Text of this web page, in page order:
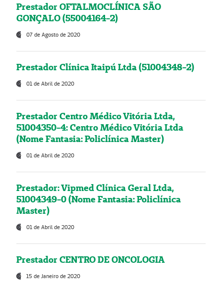
Prestador OFTALMOCLÍNICA SÃO
GONÇALO (55004164-2)
07 de Agosto de 2020
Prestador Clínica Itaipú Ltda (51004348-2)
01 de Abril de 2020
Prestador Centro Médico Vitória Ltda,
51004350-4: Centro Médico Vitória Ltda
(Nome Fantasia: Policlínica Master)
01 de Abril de 2020
Prestador: Vipmed Clínica Geral Ltda,
51004349-0 (Nome Fantasia: Policlínica
Master)
01 de Abril de 2020
Prestador CENTRO DE ONCOLOGIA
15 de Janeiro de 2020